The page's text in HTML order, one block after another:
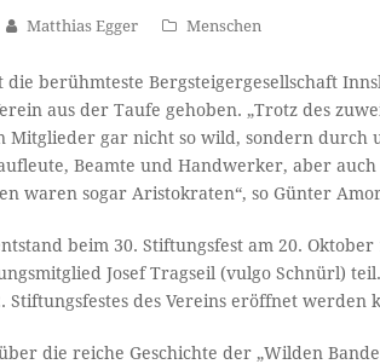
Matthias Egger Menschen
die berühmteste Bergsteigergesellschaft
aus der Taufe gehoben. „Trotz des
Mitglieder gar nicht so wild, sondern
Beamte und Handwerker, aber
waren sogar Aristokraten“, so Günter
beim 30. Stiftungsfest am 20.
Josef Tragseil (vulgo Schnürl)
Stiftungsfestes des Vereins eröffnet
die reiche Geschichte der „Wilden